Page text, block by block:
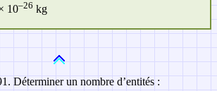
10–26 kg
Déterminer un nombre d’entités :